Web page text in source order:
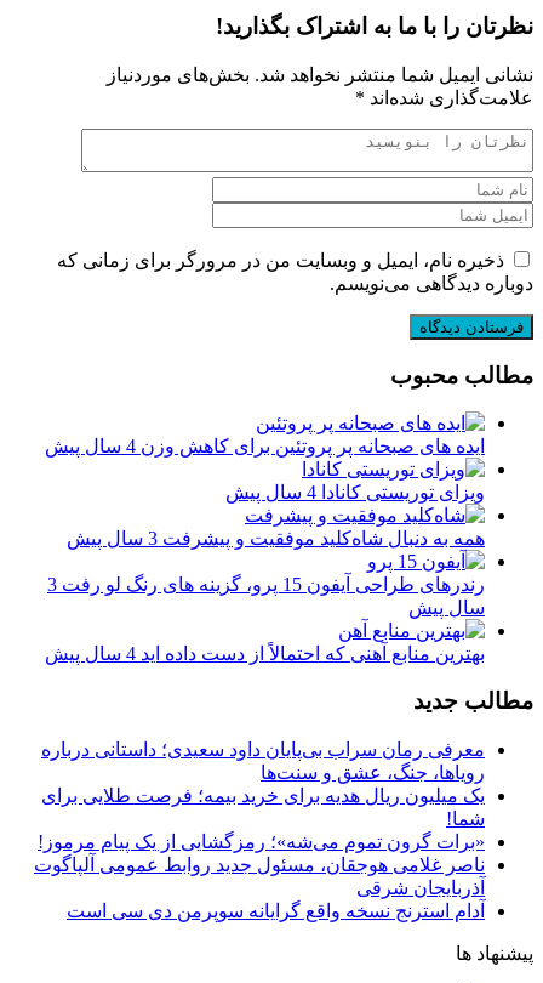
نظرتان را با ما به اشتراک بگذارید!
نشانی ایمیل شما منتشر نخواهد شد. بخش‌های موردنیاز
علامت‌گذاری شده‌اند *
ذخیره نام، ایمیل و وبسایت من در مرورگر برای زمانی که
دوباره دیدگاهی می‌نویسم.
مطالب محبوب
ایده های صبحانه پر پروتئین برای کاهش وزن 4 سال پیش
ویزای توریستی کانادا 4 سال پیش
همه به دنبال شاه‌کلید موفقیت و پیشرفت 3 سال پیش
رندرهای طراحی آیفون 15 پرو، گزینه های رنگ لو رفت
3
سال پیش
بهترین منابع آهنی که احتمالاً از دست داده اید 4 سال پیش
مطالب جدید
معرفی رمان سراب بی‌پایان داود سعیدی؛ داستانی درباره
رویاها، جنگ، عشق و سنت‌ها
یک میلیون ریال هدیه برای خرید بیمه؛ فرصت طلایی برای
شما!
«برات گرون تموم می‌شه»؛ رمزگشایی از یک پیام مرموز!
ناصر غلامی هوجقان، مسئول جدید روابط عمومی آلپاگوت
آذربایجان شرقی
آدام استرنج نسخه واقع گرایانه سوپرمن دی سی است
پیشنهاد ها